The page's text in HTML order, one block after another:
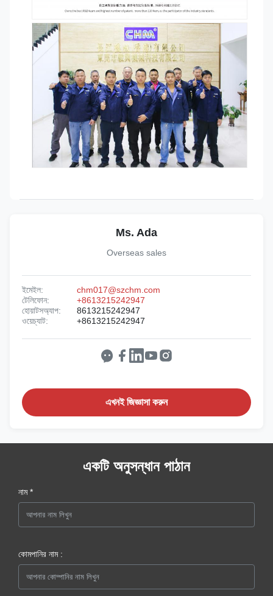
Ms. Ada
Overseas sales
ইমেইল:
chm017@szchm.com
টেলিফোন:
+8613215242947
হোয়াটসঅ্যাপ:
8613215242947
ওয়েচ্যাট:
+8613215242947
এখনই জিজ্ঞাসা করুন
একটি অনুসন্ধান পাঠান
নাম *
কোমপানির নাম :